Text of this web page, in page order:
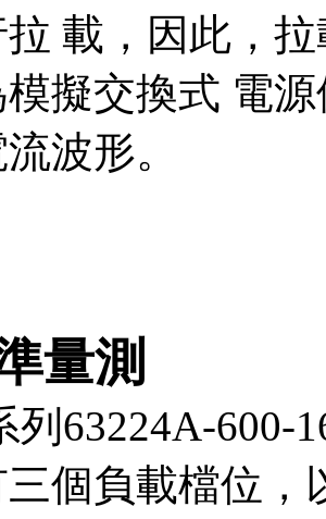
載，因此，
擬交換式 電
波形。
量測
列63224A-600-
個負載檔位，